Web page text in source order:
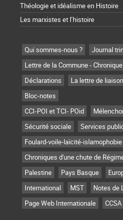
Théologie et idéalisme en Histoire
Les marxistes et l’histoire
Qui sommes-nous ? Journal
Lettre de la Commune -
Déclarations
La lettre de liaison
Bloc-notes
CCI-POI et TCI- POid
Sécurité sociale
Services
Foulard-voile-laïcité-islamophobie
Chroniques d'une chute de
Palestine
Pays Basque
International
MST Notes de
Page Web Internationale